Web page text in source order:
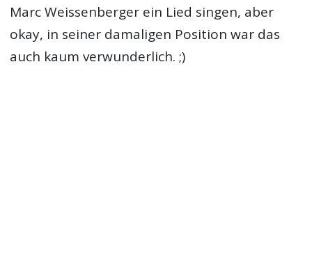
Marc Weissenberger ein Lied singen, aber
okay, in seiner damaligen Position war das
auch kaum verwunderlich. ;)